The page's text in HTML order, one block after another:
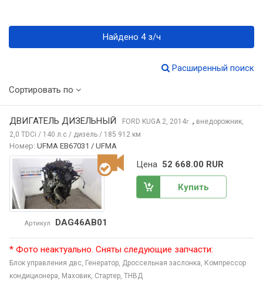
Найдено 4 з/ч
Расширенный поиск
Сортировать по
ДВИГАТЕЛЬ ДИЗЕЛЬНЫЙ FORD KUGA 2, 2014г. , внедорожник,
2,0 TDCi / 140 л.с / дизель / 185 912 км
Номер: UFMA EB67031 / UFMA
Артикул DAG46AB01
Цена 52 668.00 RUR
Купить
* Фото неактуально. Сняты следующие запчасти:
Блок управления двс, Генератор, Дроссельная заслонка, Компрессор
кондиционера, Маховик, Стартер, ТНВД